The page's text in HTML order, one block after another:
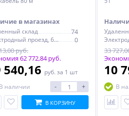
в магазинах
склад 74
Электродный проезд, 6с1
0
руб.
62 772,84 руб.
540,16 руб. за 1 шт
В наличии
- +
В КОРЗИНУ
33
10
В